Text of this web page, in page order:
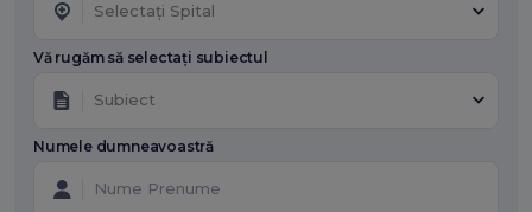
Selectați Spital
Vă rugăm să selectați subiectul
Subiect
Numele dumneavoastră